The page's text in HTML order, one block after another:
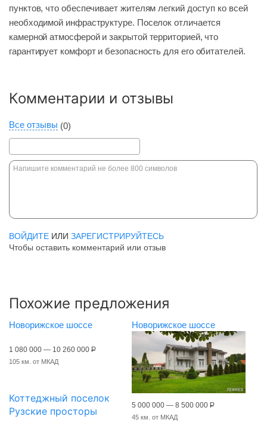
пунктов, что обеспечивает жителям легкий доступ ко всей
необходимой инфраструктуре. Поселок отличается
камерной атмосферой и закрытой территорией, что
гарантирует комфорт и безопасность для его обитателей.
Комментарии и отзывы
Все отзывы (0)
ВОЙДИТЕ ИЛИ ЗАРЕГИСТРИРУЙТЕСЬ
Чтобы оставить комментарий или отзыв
Похожие предложения
Новорижское шоссе
1 080 000 — 10 260 000 Р
105 км. от МКАД
Коттеджный поселок
Рузские просторы
Новорижское шоссе
5 000 000 — 8 500 000 Р
45 км. от МКАД